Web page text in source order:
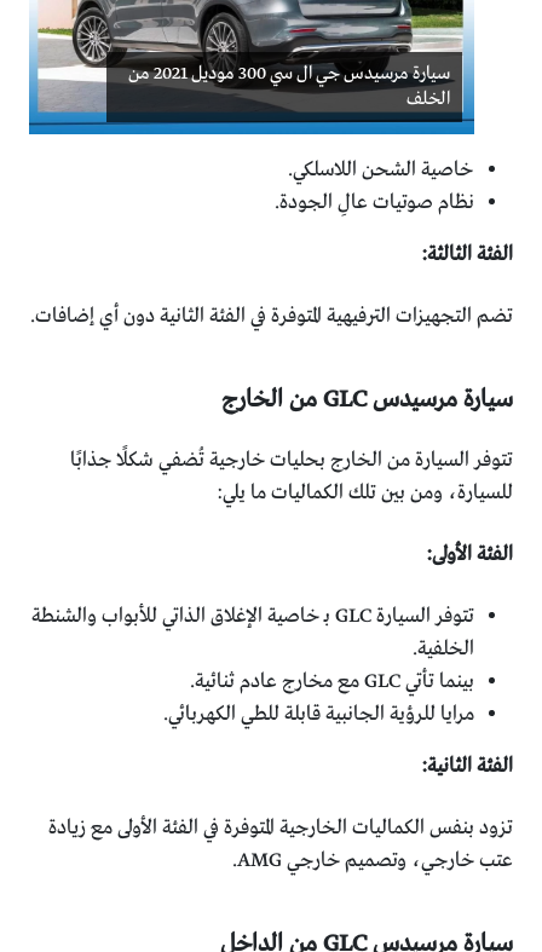
سيارة مرسيدس جي ال سي 300 موديل 2021 من
الخلف
خاصية الشحن اللاسلكي.
نظام صوتيات عالِ الجودة.
الفئة الثالثة:
تضم التجهيزات الترفيهية المتوفرة في الفئة الثانية دون أي إضافات.
سيارة مرسيدس GLC من الخارج
تتوفر السيارة من الخارج بحليات خارجية تُضفي شكلًا جذابًا
للسيارة، ومن بين تلك الكماليات ما يلي:
الفئة الأولى:
تتوفر السيارة GLC بـ خاصية الإغلاق الذاتي للأبواب والشنطة
الخلفية.
بينما تأتي GLC مع مخارج عادم ثنائية.
مرايا للرؤية الجانبية قابلة للطي الكهربائي.
الفئة الثانية:
تزود بنفس الكماليات الخارجية المتوفرة في الفئة الأولى مع زيادة
عتب خارجي، وتصميم خارجي AMG.
سيارة مرسيدس GLC من الداخل